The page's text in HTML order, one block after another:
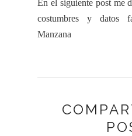
En el siguiente post me
costumbres y datos
Manzana